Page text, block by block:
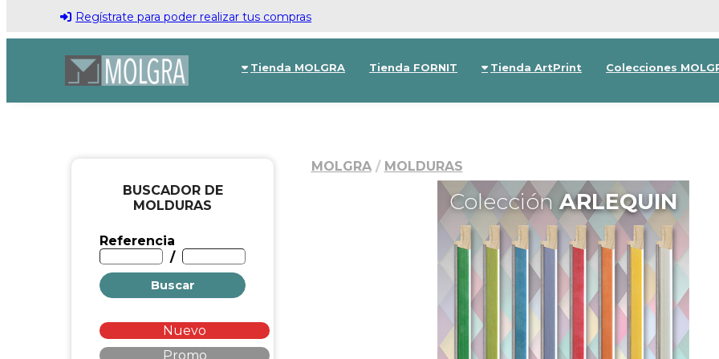
Tienda MOLGRA Tienda FORNIT Tienda ArtPrint Colecciones
Regístrate para poder realizar tus compras
BUSCADOR DE
MOLDURAS
Referencia
/
Buscar
Nuevo
Promo
MOLGRA MOLDURAS
Colección ARLEQUIN